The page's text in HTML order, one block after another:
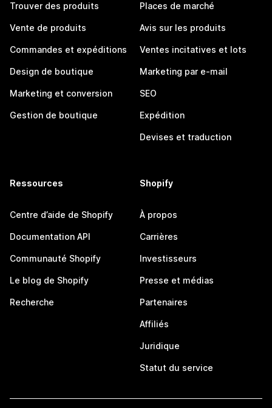
Trouver des produits
Vente de produits
Commandes et expéditions
Design de boutique
Marketing et conversion
Gestion de boutique
Places de marché
Avis sur les produits
Ventes incitatives et lots
Marketing par e-mail
SEO
Expédition
Devises et traduction
Ressources
Centre d’aide de Shopify
Documentation API
Communauté Shopify
Le blog de Shopify
Recherche
Shopify
À propos
Carrières
Investisseurs
Presse et médias
Partenaires
Affiliés
Juridique
Statut du service